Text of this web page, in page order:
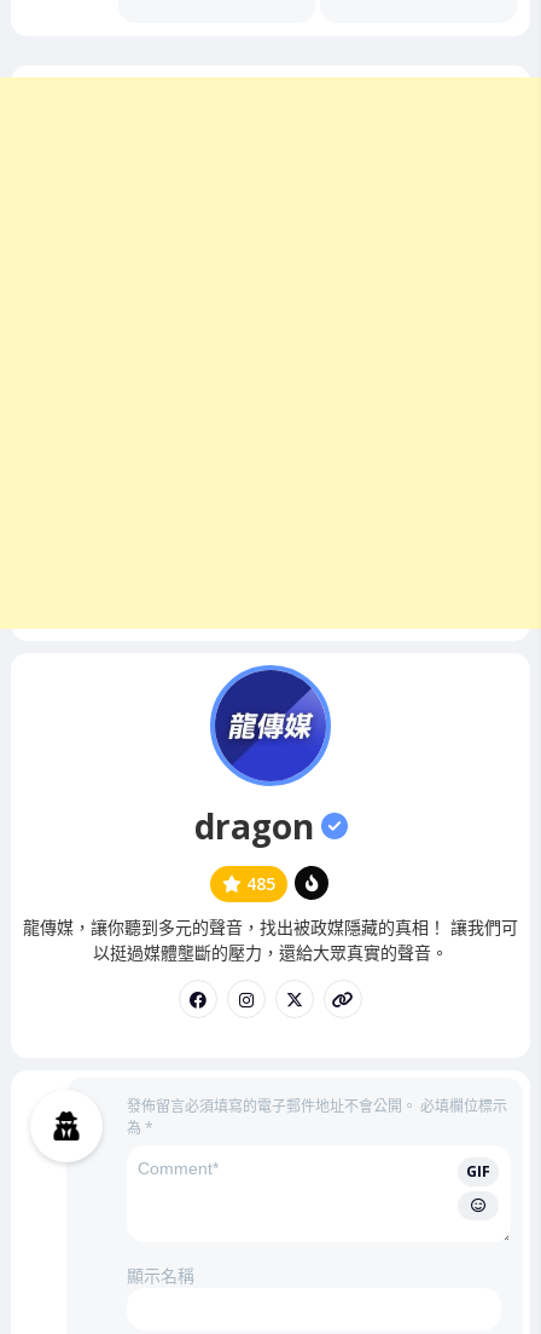
dragon
485
管
理
龍傳媒，讓你聽到多元的聲音，找出被政媒隱藏的真相！ 讓我們可
以挺過媒體壟斷的壓力，還給大眾真實的聲音。
發佈留言必須填寫的電子郵件地址不會公開。 必填欄位標示
為 *
GIF
顯示名稱